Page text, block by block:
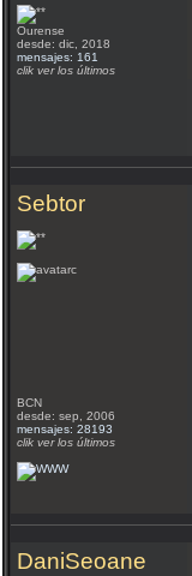
Ourense
desde: dic, 2018
mensajes: 161
clik ver los últimos
Sebtor
BCN
desde: sep, 2006
mensajes: 28193
clik ver los últimos
DaniSeoane